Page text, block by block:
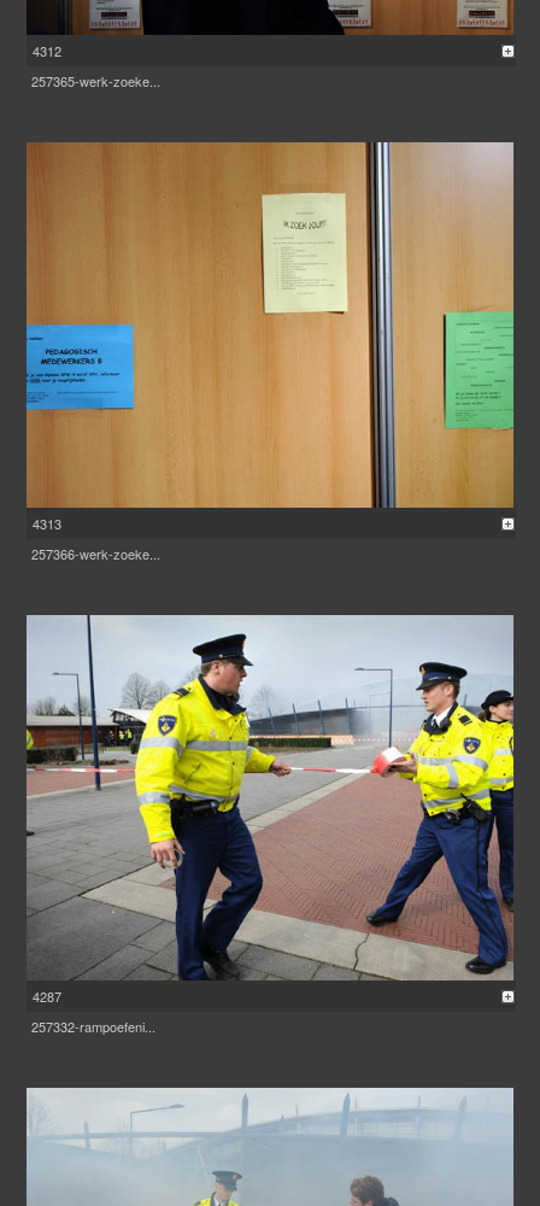
4312
257365-werk-zoeke...
4313
257366-werk-zoeke...
4287
257332-rampoefeni...